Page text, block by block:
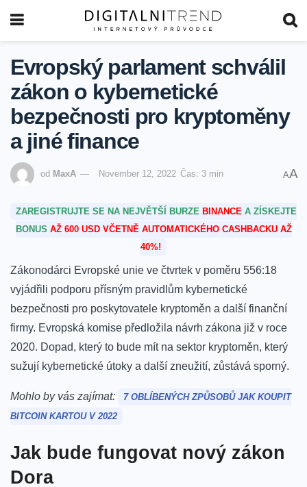
Evropský parlament schválil
zákon o kybernetické
bezpečnosti pro kryptoměny
a jiné finance
od MaxA November 12, 2022 Čas: 3 min AA
ZAREGISTRUJTE SE NA NEJVĚTŠÍ BURZE BINANCE A ZÍSKEJTE
BONUS AŽ 600 USD VČETNĚ AUTOMATICKÉHO CASHBACKU AŽ
40%!
Zákonodárci Evropské unie ve čtvrtek v poměru 556:18
vyjádřili podporu přísným pravidlům kybernetické
bezpečnosti pro poskytovatele kryptoměn a další finanční
firmy. Evropská komise předložila návrh zákona již v roce
2020. Dopad, který to bude mít na sektor kryptoměn, který
sužují kybernetické útoky a další zneužití, zůstává sporný.
Mohlo by vás zajímat:
7 OBLÍBENÝCH ZPŮSOBŮ JAK KOUPIT
BITCOIN KARTOU V 2022
Jak bude fungovat nový zákon
Dora